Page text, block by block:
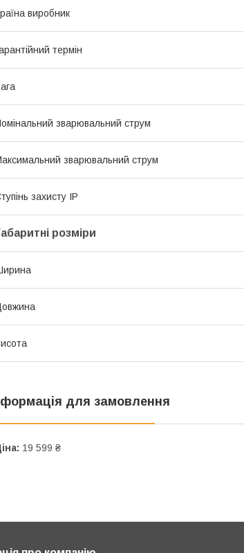
виробник
термін
зварювальний струм
зварювальний струм
захисту IP
розміри
для замовлення
19 599 ₴